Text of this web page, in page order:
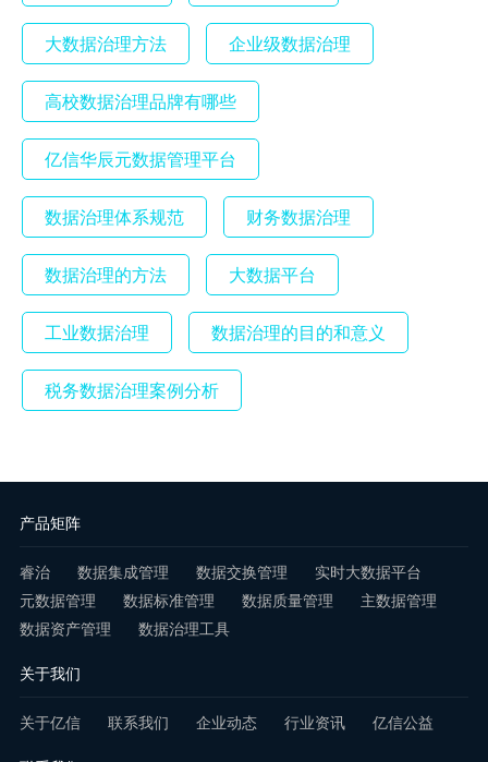
大数据治理方法 企业级数据治理
高校数据治理品牌有哪些
亿信华辰元数据管理平台
数据治理体系规范 财务数据治理
数据治理的方法 大数据平台
工业数据治理 数据治理的目的和意义
税务数据治理案例分析
产品矩阵
睿治 数据集成管理 数据交换管理
实时大数据平台
元数据管理
数据标准管理 数据质量管理
主数据管理
数据资产管理
数据治理工具
关于我们
关于亿信 联系我们 企业动态 行业资讯 亿信公益